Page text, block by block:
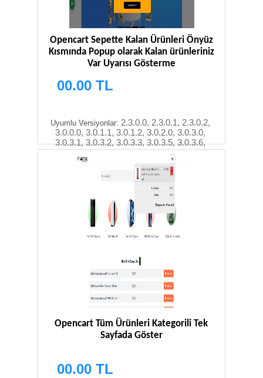
Opencart Sepette Kalan Ürünleri Önyüz
Kısmında Popup olarak Kalan ürünleriniz
Var Uyarısı Gösterme
00.00 TL
Uyumlu Versiyonlar: 2.3.0.0, 2.3.0.1, 2.3.0.2,
3.0.0.0, 3.0.1.1, 3.0.1.2, 3.0.2.0, 3.0.3.0,
3.0.3.1, 3.0.3.2, 3.0.3.3, 3.0.3.5, 3.0.3.6,
3.0.3.7, 3.0.3.8
Opencart Tüm Ürünleri Kategorili Tek
Sayfada Göster
00.00 TL